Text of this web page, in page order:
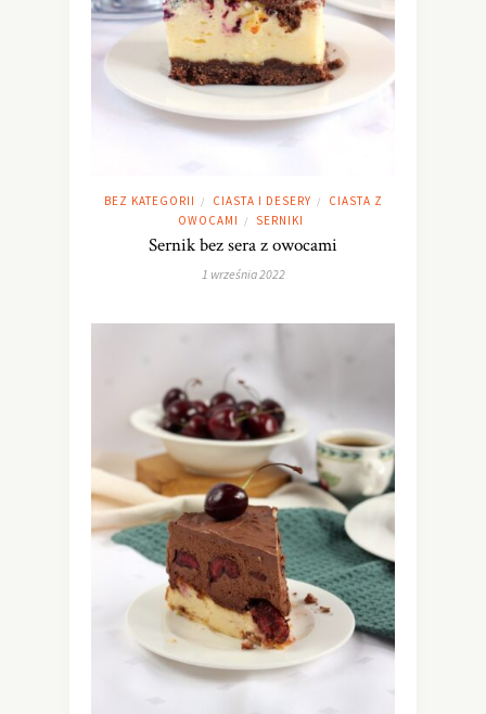
BEZ KATEGORII / CIASTA I DESERY /
CIASTA Z
OWOCAMI
/ SERNIKI
Sernik bez sera z owocami
1 września 2022